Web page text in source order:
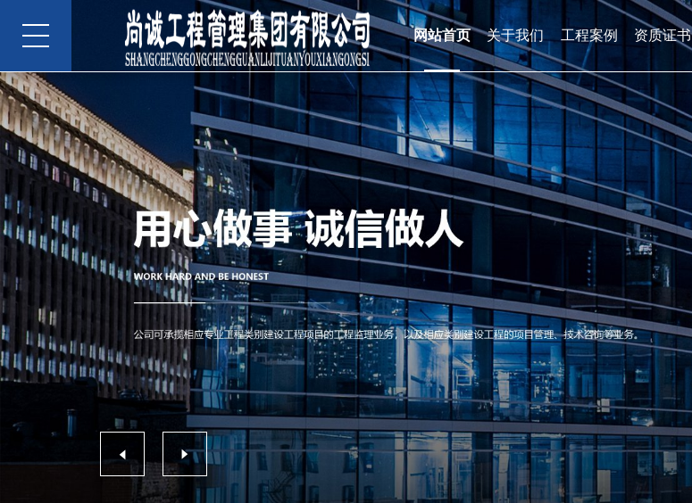
网站首页 关于我们 工程案例 资质证书